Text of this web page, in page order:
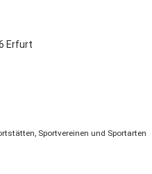
Erfurt
Sportvereinen und Sportarten